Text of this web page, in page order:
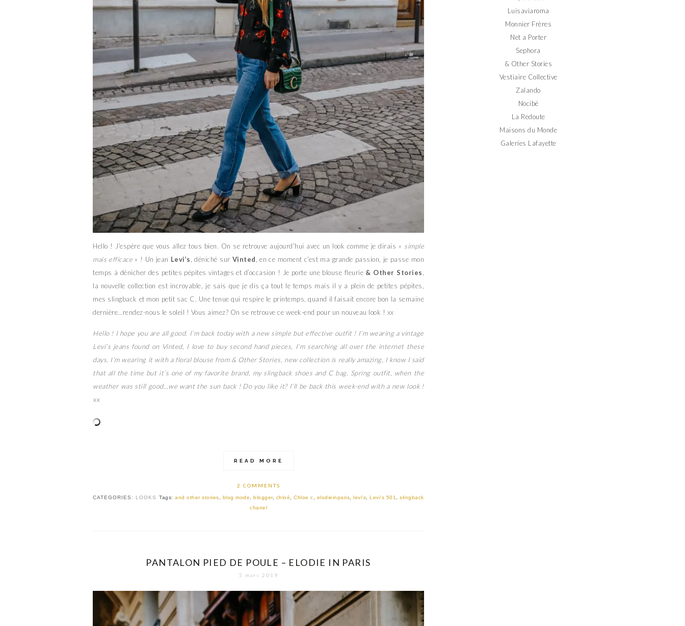
Hello ! J’espère que vous allez tous bien. On se retrouve aujourd’hui avec un look comme je dirais « simple
mais efficace » ! Un jean Levi’s , déniché sur Vinted , en ce moment c’est ma grande passion, je passe mon
temps à dénicher des petites pépites vintages et d’occasion ! Je porte une blouse fleurie & Other Stories
la nouvelle collection est incroyable, je sais que je dis ça tout le temps mais il y a plein de petites pépites,
mes slingback et mon petit sac C. Une tenue qui respire le printemps, quand il faisait encore bon la semaine
dernière…rendez-nous le soleil ! Vous aimez? On se retrouve ce week-end pour un nouveau look ! xx
Hello ! I hope you are all good. I’m back today with a new simple but effective outfit ! I’m wearing a vintage
Levi’s jeans found on Vinted, I love to buy second hand pieces, I’m searching all over the internet these
days. I’m wearing it with a floral blouse from & Other Stories, new collection is really amazing, I know I said
that all the time but it’s one of my favorite brand, my slingback shoes and C bag. Spring outfit, when the
weather was still good…we want the sun back ! Do you like it? I’ll be back this week-end with a new look !
xx
READ MORE
2 COMMENTS
CATEGORIES: LOOKS Tags:and other stories blog mode ,blogger, chloé ,Chloe c elodieinparis ,levi's ,Levi's 501 ,slingback
chanel
PANTALON PIED DE POULE – ELODIE IN PARIS
5 mars 2019
Luisaviaroma
Monnier Frères
Net a Porter
Sephora
& Other Stories
Vestiaire Collective
Zalando
Nocibé
La Redoute
Maisons du Monde
Galeries Lafayette